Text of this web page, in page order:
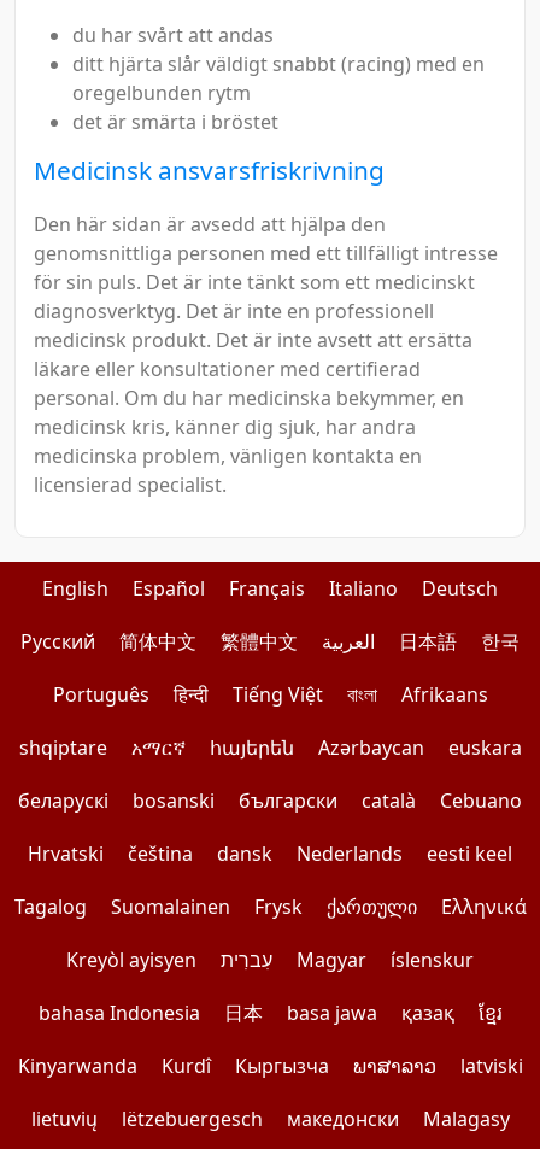
du har svårt att andas
ditt hjärta slår väldigt snabbt (racing) med en
oregelbunden rytm
det är smärta i bröstet
Medicinsk ansvarsfriskrivning
Den här sidan är avsedd att hjälpa den
genomsnittliga personen med ett tillfälligt intresse
för sin puls. Det är inte tänkt som ett medicinskt
diagnosverktyg. Det är inte en professionell
medicinsk produkt. Det är inte avsett att ersätta
läkare eller konsultationer med certifierad
personal. Om du har medicinska bekymmer, en
medicinsk kris, känner dig sjuk, har andra
medicinska problem, vänligen kontakta en
licensierad specialist.
English Español Français Italiano
Deutsch
Pусский
简体中文 繁體中文 العربية 日本語
한국
Português
हिन्दी Tiếng Việt বাংলা
Afrikaans
shqiptare
አማርኛ հայերեն Azərbaycan
euskara
беларускі
bosanski български català
Cebuano
Hrvatski
čeština dansk Nederlands
eesti keel
Tagalog
Suomalainen Frysk ქართული
Ελληνικά
Kreyòl ayisyen
עִברִית Magyar
íslenskur
bahasa Indonesia
日本 basa jawa қазақ
ខ្មែរ
Kinyarwanda
Kurdî Кыргызча ພາສາລາວ
latviski
lietuvių
lëtzebuergesch македонски Malagasy